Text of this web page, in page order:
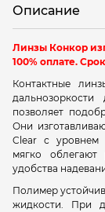
Описание
Линзы Конкор
100% оплате.
Контактные
позволяет
Они
Clear с уровнем
мягко облегают
удобства
Полимер
жидкости. При